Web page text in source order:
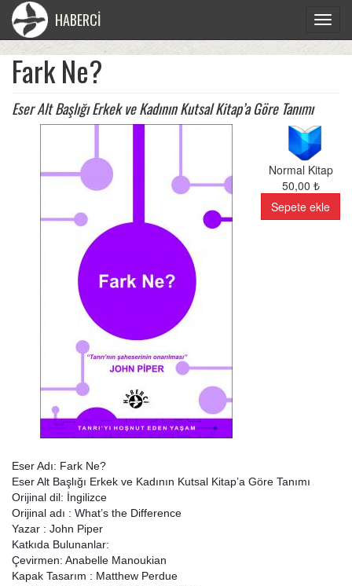
Toggle
HABERCİ
Fark Ne?
Eser Alt Başlığı Erkek ve Kadının Kutsal Kitap’a Göre Tanımı
Normal Kitap
50,00 ₺
Sepete ekle
Eser Adı: Fark Ne?
Eser Alt Başlığı Erkek ve Kadının Kutsal Kitap’a Göre Tanımı
Orijinal dil: İngilizce
Orijinal adı : What’s the Difference
Yazar : John Piper
Katkıda Bulunanlar:
Çevirmen: Anabelle Manoukian
Kapak Tasarım : Matthew Perdue